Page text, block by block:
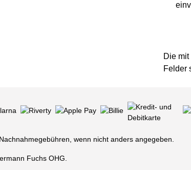
Die
Felder
Fuchs OHG.
wenn nicht anders angegeben.